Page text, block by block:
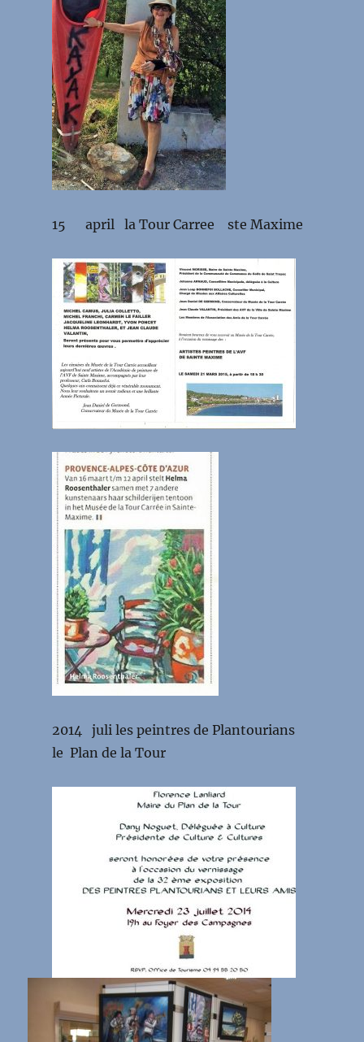
15 april la Tour Carree ste Maxime
2014 juli les peintres de Plantourians
le Plan de la Tour